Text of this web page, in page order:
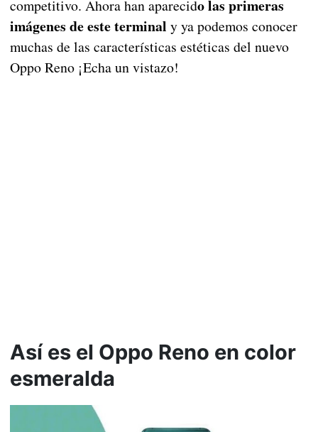
competitivo. Ahora han aparecido las primeras
imágenes de este terminal y ya podemos conocer
muchas de las características estéticas del nuevo
Oppo Reno ¡Echa un vistazo!
Así es el Oppo Reno en color
esmeralda